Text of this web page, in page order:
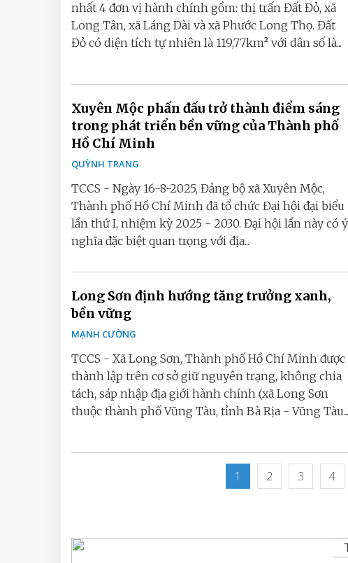
nhất 4 đơn vị hành chính gồm: thị trấn Đất Đỏ, xã
Long Tân, xã Láng Dài và xã Phước Long Thọ. Đất
Đỏ có diện tích tự nhiên là 119,77km² với dân số là...
Xuyên Mộc phấn đấu trở thành điểm sáng
trong phát triển bền vững của Thành phố
Hồ Chí Minh
QUỲNH TRANG
TCCS - Ngày 16-8-2025, Đảng bộ xã Xuyên Mộc,
Thành phố Hồ Chí Minh đã tổ chức Đại hội đại biểu
lần thứ I, nhiệm kỳ 2025 - 2030. Đại hội lần này có ý
nghĩa đặc biệt quan trọng với địa...
Long Sơn định hướng tăng trưởng xanh,
bền vững
MẠNH CƯỜNG
TCCS - Xã Long Sơn, Thành phố Hồ Chí Minh được
thành lập trên cơ sở giữ nguyên trạng, không chia
tách, sáp nhập địa giới hành chính (xã Long Sơn
thuộc thành phố Vũng Tàu, tỉnh Bà Rịa - Vũng Tàu...
1 2 3 4